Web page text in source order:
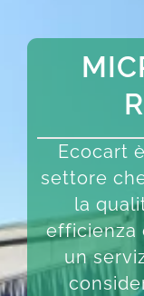
Ecocart
settore
la
efficienza
un